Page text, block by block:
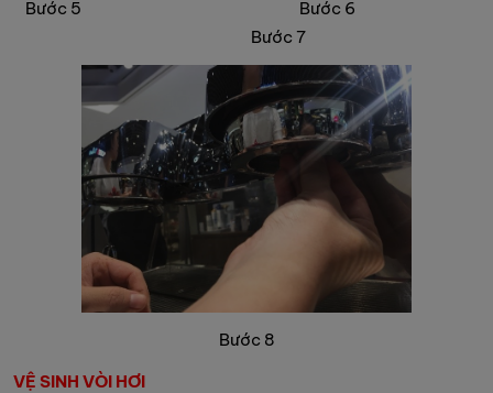
Bước 5 Bước 6
Bước 7
Bước 8
VỆ SINH VÒI HƠI